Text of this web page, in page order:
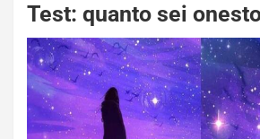
Test: quanto sei